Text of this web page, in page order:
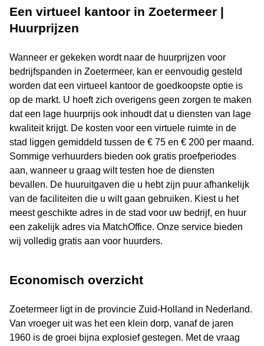
Een virtueel kantoor in Zoetermeer |
Huurprijzen
Wanneer er gekeken wordt naar de huurprijzen voor
bedrijfspanden in Zoetermeer, kan er eenvoudig gesteld
worden dat een virtueel kantoor de goedkoopste optie is
op de markt. U hoeft zich overigens geen zorgen te maken
dat een lage huurprijs ook inhoudt dat u diensten van lage
kwaliteit krijgt. De kosten voor een virtuele ruimte in de
stad liggen gemiddeld tussen de € 75 en € 200 per maand.
Sommige verhuurders bieden ook gratis proefperiodes
aan, wanneer u graag wilt testen hoe de diensten
bevallen. De huuruitgaven die u hebt zijn puur afhankelijk
van de faciliteiten die u wilt gaan gebruiken. Kiest u het
meest geschikte adres in de stad voor uw bedrijf, en huur
een zakelijk adres via MatchOffice. Onze service bieden
wij volledig gratis aan voor huurders.
Economisch overzicht
Zoetermeer ligt in de provincie Zuid-Holland in Nederland.
Van vroeger uit was het een klein dorp, vanaf de jaren
1960 is de groei bijna explosief gestegen. Met de vraag